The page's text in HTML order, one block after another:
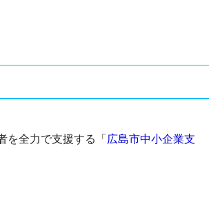
全力で支援する「 広島市中小企業支